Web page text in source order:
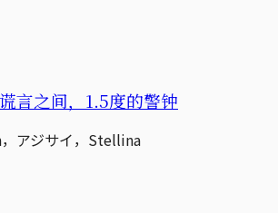
言之间，1.5度的警钟
アジサイ，Stellina